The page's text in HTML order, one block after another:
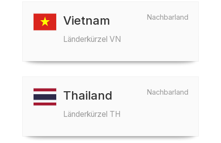
Nachbarland
Vietnam
Länderkürzel VN
Nachbarland
Thailand
Länderkürzel TH